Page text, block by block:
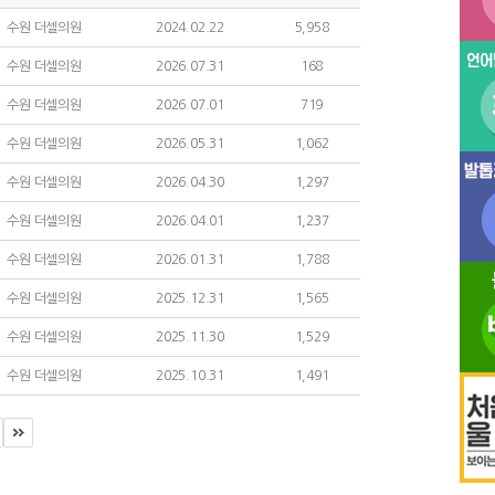
수원 더셀의원 2024.02.22 5,958
수원 더셀의원 2026.07.31 168
수원 더셀의원 2026.07.01 719
수원 더셀의원 2026.05.31 1,062
수원 더셀의원 2026.04.30 1,297
수원 더셀의원 2026.04.01 1,237
수원 더셀의원 2026.01.31 1,788
수원 더셀의원 2025.12.31 1,565
수원 더셀의원 2025.11.30 1,529
수원 더셀의원 2025.10.31 1,491